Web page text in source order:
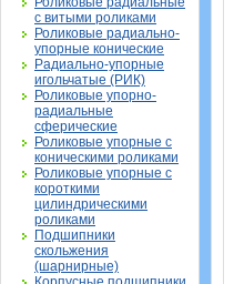
с витыми роликами
Роликовые радиально-
упорные конические
Радиально-упорные
игольчатые (РИК)
Роликовые упорно-
радиальные
сферические
Роликовые упорные с
коническими роликами
Роликовые упорные с
короткими
цилиндрическими
роликами
Подшипники
скольжения
(шарнирные)